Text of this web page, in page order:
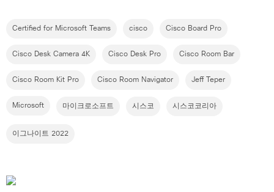
Certified for Microsoft Teams cisco Cisco Board Pro
Cisco Desk Camera 4K Cisco Desk Pro Cisco Room Bar
Cisco Room Kit Pro Cisco Room Navigator Jeff Teper
Microsoft 마이크로소프트 시스코 시스코코리아
이그나이트 2022